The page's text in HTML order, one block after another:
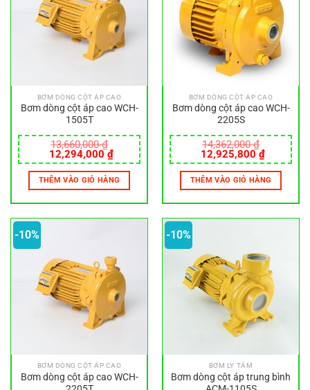
BƠM DÒNG CỘT ÁP CAO
Bơm dòng cột áp cao WCH-
1505T
13,660,000₫
Giá
gốc
là:
13,660,000 ₫.
12,294,000 ₫Giá
hiện
tại
là:
12,294,000 ₫.
THÊM VÀO GIỎ HÀNG
BƠM DÒNG CỘT ÁP CAO
Bơm dòng cột áp cao WCH-
2205S
14,362,000₫
Giá
gốc
là:
14,362,000 ₫.
12,925,800 ₫Giá
hiện
tại
là:
THÊM VÀO GIỎ HÀNG
-10%
BƠM DÒNG CỘT ÁP CAO
Bơm dòng cột áp cao WCH-
-10%
BƠM LY TÂM
Bơm dòng cột áp trung bình